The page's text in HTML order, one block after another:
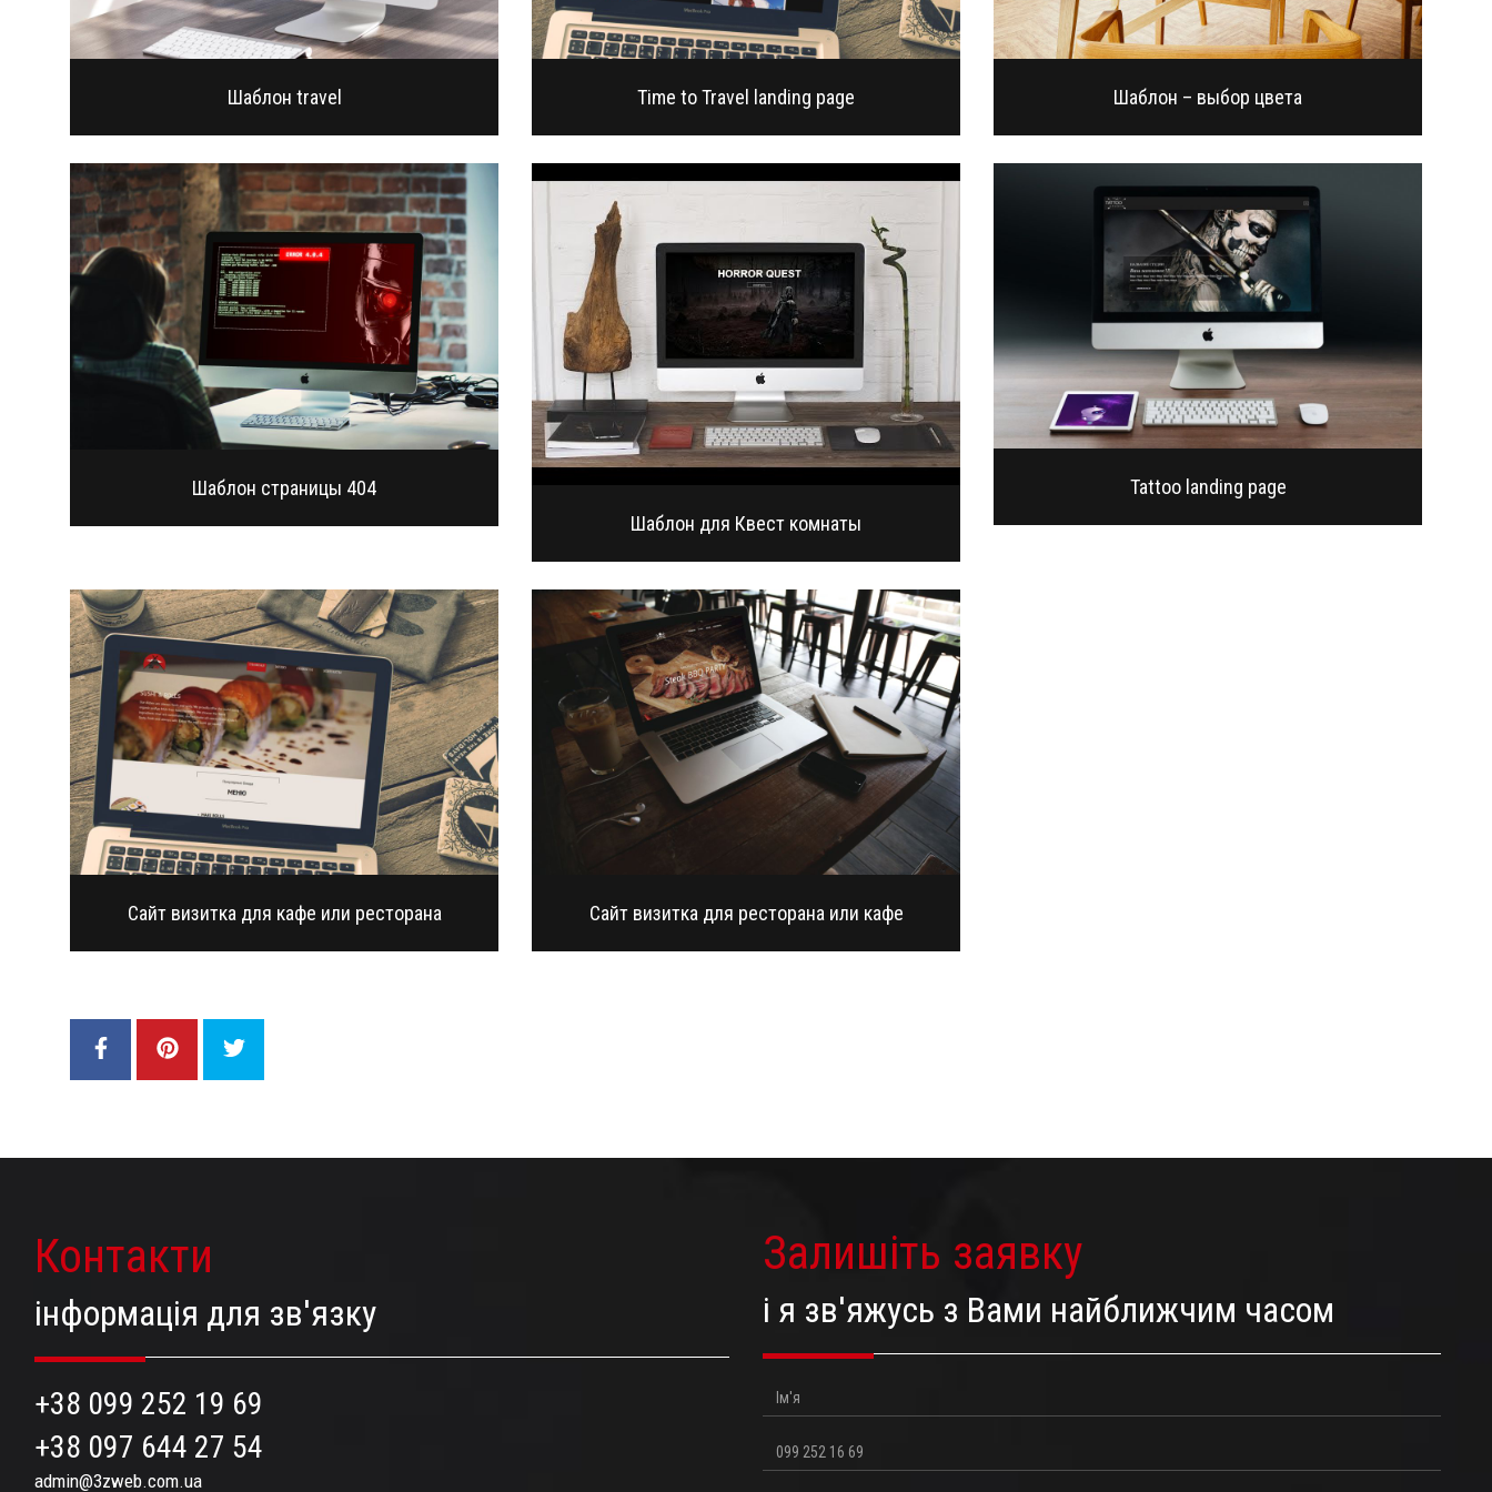
Шаблон travel Time to Travel landing page Шаблон – выбор цвета
Шаблон страницы 404
Шаблон для Квест комнаты
Tattoo landing page
Сайт визитка для кафе или ресторана Сайт визитка для ресторана или кафе
Контакти
інформація для зв'язку
+38 099 252 19 69
+38 097 644 27 54
admin@3zweb.com.ua
Залишіть заявку
і я зв'яжусь з Вами найближчим часом
Ім'я
Телефон